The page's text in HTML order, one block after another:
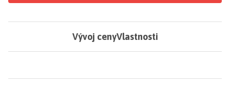
Vývoj cenyVlastnosti